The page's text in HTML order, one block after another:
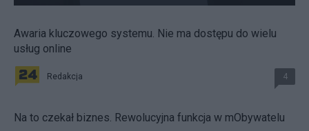
Awaria kluczowego systemu. Nie ma dostępu do wielu
usług online
Redakcja 4
Na to czekał biznes. Rewolucyjna funkcja w mObywatelu